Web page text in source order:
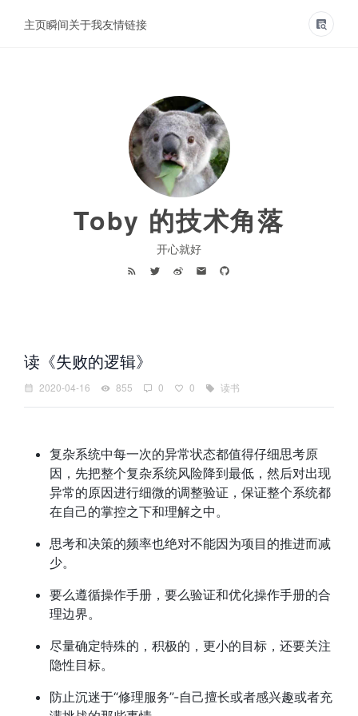
Toby 的技术角落
开心就好
主页瞬间关于我友情链接
读《失败的逻辑》
2020-04-16 855 0 0 读书
复杂系统中每一次的异常状态都值得仔细思考原
因，先把整个复杂系统风险降到最低，然后对出现
异常的原因进行细微的调整验证，保证整个系统都
在自己的掌控之下和理解之中。
思考和决策的频率也绝对不能因为项目的推进而减
少。
要么遵循操作手册，要么验证和优化操作手册的合
理边界。
尽量确定特殊的，积极的，更小的目标，还要关注
隐性目标。
防止沉迷于“修理服务”-自己擅长或者感兴趣或者充